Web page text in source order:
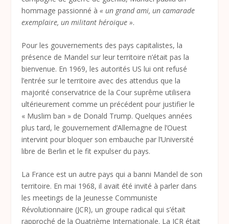
hommage passionné à« un grand ami, un camarade
exemplaire, un militant héroïque ».
Pour les gouvernements des pays capitalistes, la
présence de Mandel sur leur territoire n’était pas la
bienvenue. En 1969, les autorités US lui ont refusé
l’entrée sur le territoire avec des attendus que la
majorité conservatrice de la Cour suprême utilisera
ultérieurement comme un précédent pour justifier le
« Muslim ban » de Donald Trump. Quelques années
plus tard, le gouvernement d’Allemagne de l’Ouest
intervint pour bloquer son embauche par l’Université
libre de Berlin et le fit expulser du pays.
La France est un autre pays qui a banni Mandel de son
territoire. En mai 1968, il avait été invité à parler dans
les meetings de la Jeunesse Communiste
Révolutionnaire (JCR), un groupe radical qui s’était
rapproché de la Quatrième Internationale. La JCR était